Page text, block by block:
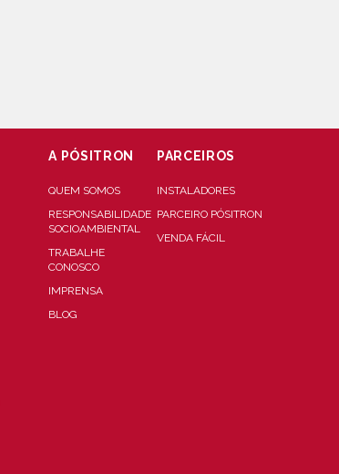
A PÓSITRON
QUEM SOMOS
RESPONSABILIDADE
SOCIOAMBIENTAL
TRABALHE
CONOSCO
IMPRENSA
BLOG
PARCEIROS
INSTALADORES
PARCEIRO PÓSITRON
VENDA FÁCIL